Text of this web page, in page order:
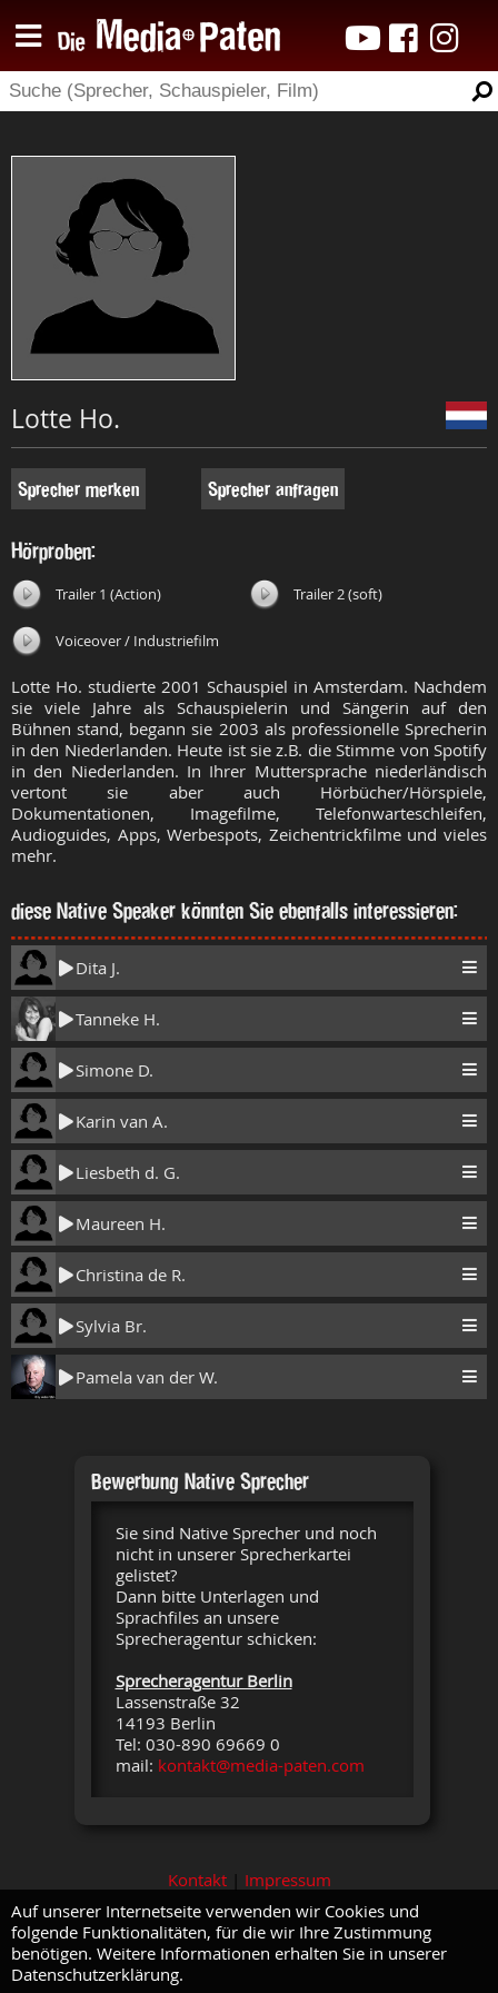
Lotte Ho.
Sprecher merken Sprecher anfragen
Hörproben:
Trailer 1 (Action) Trailer 2 (soft)
Voiceover / Industriefilm
Lotte Ho. studierte 2001 Schauspiel in Amsterdam. Nachdem
sie viele Jahre als Schauspielerin und Sängerin auf den
Bühnen stand, begann sie 2003 als professionelle Sprecherin
in den Niederlanden. Heute ist sie z.B. die Stimme von Spotify
in den Niederlanden. In Ihrer Muttersprache niederländisch
vertont sie aber auch Hörbücher/Hörspiele,
Dokumentationen, Imagefilme, Telefonwarteschleifen,
Audioguides, Apps, Werbespots, Zeichentrickfilme und vieles
mehr.
diese Native Speaker könnten Sie ebenfalls interessieren:
Dita J.
Tanneke H.
Simone D.
Karin van A.
Liesbeth d. G.
Maureen H.
Christina de R.
Sylvia Br.
Pamela van der W.
Bewerbung Native Sprecher
Sie sind Native Sprecher und noch
nicht in unserer Sprecherkartei
gelistet?
Dann bitte Unterlagen und
Sprachfiles an unsere
Sprecheragentur schicken:
Sprecheragentur Berlin
Lassenstraße 32
14193 Berlin
Tel: 030-890 69669 0
mail: kontakt@media-paten.com
Kontakt| Impressum
Auf unserer Internetseite verwenden wir Cookies und
folgende Funktionalitäten, für die wir Ihre Zustimmung
benötigen. Weitere Informationen erhalten Sie in unserer
Datenschutzerklärung.